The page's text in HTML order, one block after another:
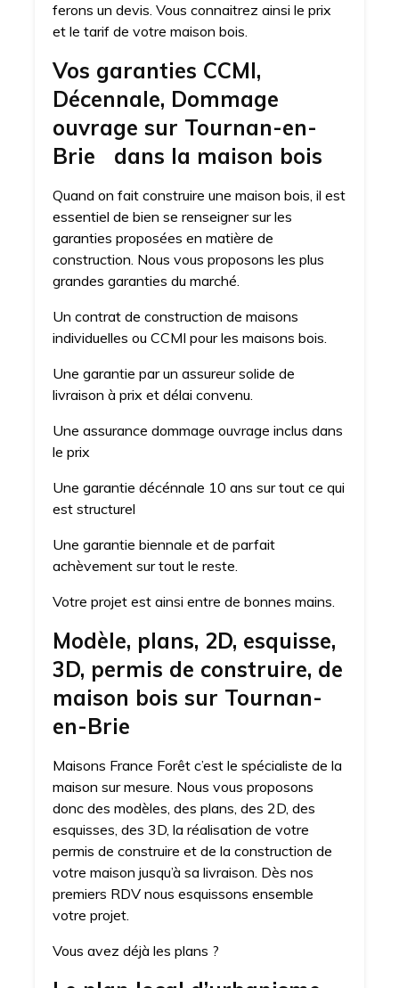
ferons un devis. Vous connaitrez ainsi le prix
et le tarif de votre maison bois.
Vos garanties CCMI,
Décennale, Dommage
ouvrage sur Tournan-en-
Brie dans la maison bois
Quand on fait construire une maison bois, il est
essentiel de bien se renseigner sur les
garanties proposées en matière de
construction. Nous vous proposons les plus
grandes garanties du marché.
Un contrat de construction de maisons
individuelles ou CCMI pour les maisons bois.
Une garantie par un assureur solide de
livraison à prix et délai convenu.
Une assurance dommage ouvrage inclus dans
le prix
Une garantie décénnale 10 ans sur tout ce qui
est structurel
Une garantie biennale et de parfait
achèvement sur tout le reste.
Votre projet est ainsi entre de bonnes mains.
Modèle, plans, 2D, esquisse,
3D, permis de construire, de
maison bois sur Tournan-
en-Brie
Maisons France Forêt c’est le spécialiste de la
maison sur mesure. Nous vous proposons
donc des modèles, des plans, des 2D, des
esquisses, des 3D, la réalisation de votre
permis de construire et de la construction de
votre maison jusqu’à sa livraison. Dès nos
premiers RDV nous esquissons ensemble
votre projet.
Vous avez déjà les plans ?